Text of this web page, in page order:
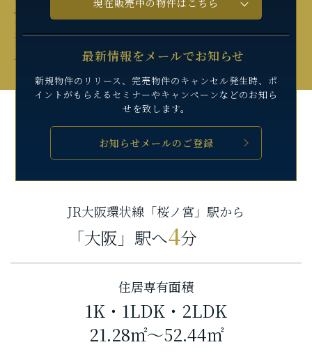
最新情報をメールでお知らせ
新規物件のリリース、完売物件のキャンセル発生時、 ポ
イントがもらえるセミナーやキャンペーンなどのお知ら
せを致します。
お知らせメールのご登録
る場合がございます。
※グラングリーン大阪（現地より約4,290m）、グランフロント大阪（現地より約3,500m）、
大阪ビジネスパーク周辺（現地より約1,500m）、JR・京阪「京橋」駅（現地より約850m）
※写真はイメージです。当該物件と画像の施設が近隣であるという保証ではございませ
んので、予めご了承ください。
現地よりOsaka Metro長堀鶴見緑地線
9
JR大阪環状線「桜ノ宮」駅から
「大阪」駅へ4分
住居専有面積
1K・1LDK・2LDK
21.28㎡～52.44㎡